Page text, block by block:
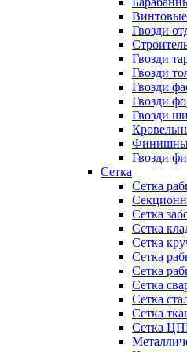
Винтовые
Гвозди
Гвозди
Гвозди
Гвозди
Гвозди
Гвозди
Гвозди
Сетка
Сетка
Сетка
Сетка
Сетка
Сетка
Сетка
Сетка
Сетка
Сетка
Сетка